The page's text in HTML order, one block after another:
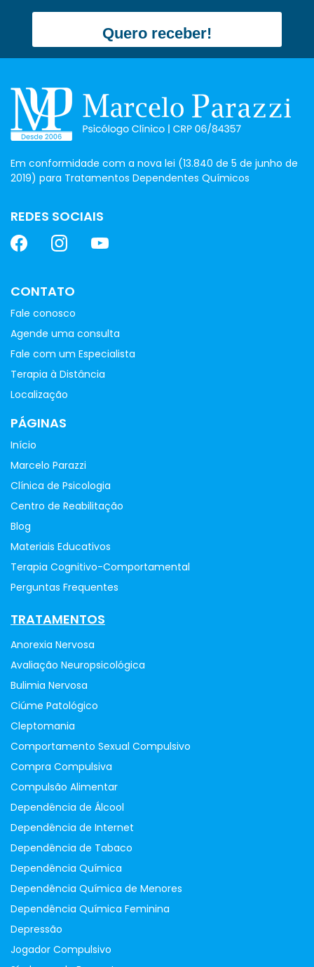
Quero receber!
Em conformidade com a nova lei (13.840 de 5 de junho de
2019) para Tratamentos Dependentes Químicos
REDES SOCIAIS
CONTATO
Fale conosco
Agende uma consulta
Fale com um Especialista
Terapia à Distância
Localização
PÁGINAS
Início
Marcelo Parazzi
Clínica de Psicologia
Centro de Reabilitação
Blog
Materiais Educativos
Terapia Cognitivo-Comportamental
Perguntas Frequentes
TRATAMENTOS
Anorexia Nervosa
Avaliação Neuropsicológica
Bulimia Nervosa
Ciúme Patológico
Cleptomania
Comportamento Sexual Compulsivo
Compra Compulsiva
Compulsão Alimentar
Dependência de Álcool
Dependência de Internet
Dependência de Tabaco
Dependência Química
Dependência Química de Menores
Dependência Química Feminina
Depressão
Jogador Compulsivo